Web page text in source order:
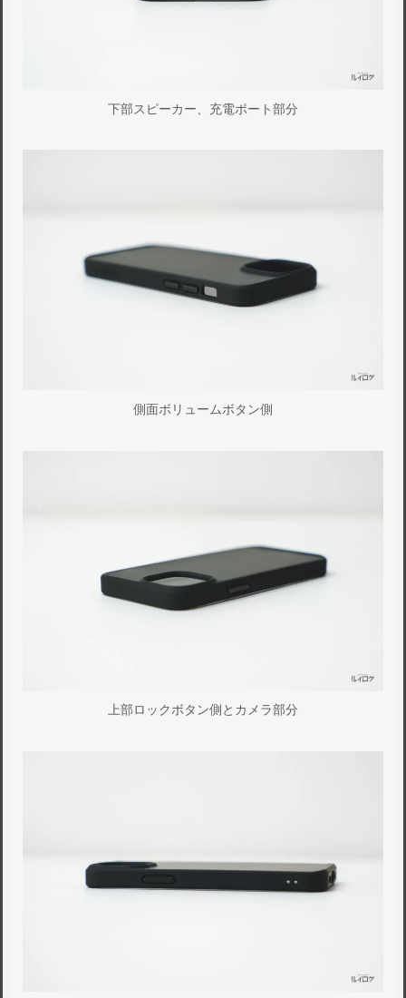
下部スピーカー、充電ポート部分
側面ボリュームボタン側
上部ロックボタン側とカメラ部分